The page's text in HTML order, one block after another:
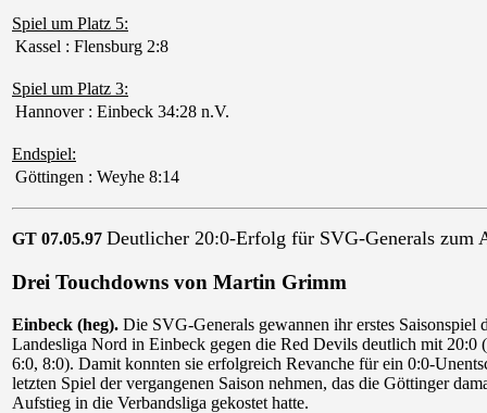
Spiel um Platz 5:
Kassel : Flensburg 2:8
Spiel um Platz 3:
Hannover : Einbeck 34:28 n.V.
Endspiel:
Göttingen : Weyhe 8:14
GT 07.05.97 Deutlicher 20:0-Erfolg für SVG-Generals zum
Drei Touchdowns von Martin Grimm
Einbeck (heg). Die SVG-Generals gewannen ihr erstes Saisonspiel
Landesliga Nord in Einbeck gegen die Red Devils deutlich mit 20:0
6:0, 8:0). Damit konnten sie erfolgreich Revanche für ein 0:0-
letzten Spiel der vergangenen Saison nehmen, das die Göttinger
Aufstieg in die Verbandsliga gekostet hatte.